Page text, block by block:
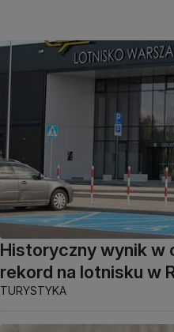
Historyczny wynik w
rekord na lotnisku w
TURYSTYKA